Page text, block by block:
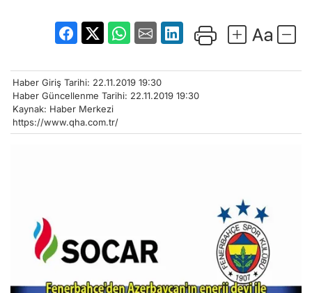
Haber Giriş Tarihi: 22.11.2019 19:30
Haber Güncellenme Tarihi: 22.11.2019 19:30
Kaynak: Haber Merkezi
https://www.qha.com.tr/